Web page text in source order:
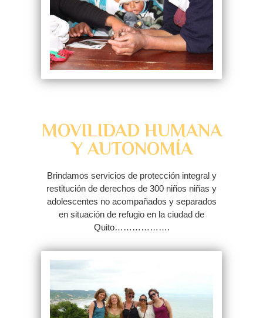
MOVILIDAD HUMANA
Y AUTONOMÍA
Brindamos servicios de protección integral y
restitución de derechos de 300 niños niñas y
adolescentes no acompañados y separados
en situación de refugio en la ciudad de
Quito……………….